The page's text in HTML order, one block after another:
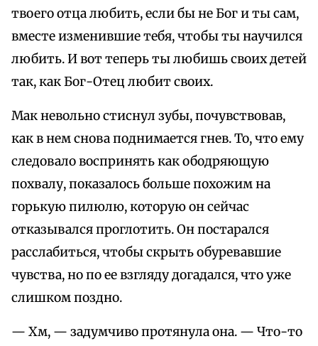
твоего отца любить, если бы не Бог и ты сам,
вместе изменившие тебя, чтобы ты научился
любить. И вот теперь ты любишь своих детей
так, как Бог-Отец любит своих.
Мак невольно стиснул зубы, почувствовав,
как в нем снова поднимается гнев. То, что ему
следовало воспринять как ободряющую
похвалу, показалось больше похожим на
горькую пилюлю, которую он сейчас
отказывался проглотить. Он постарался
расслабиться, чтобы скрыть обуревавшие
чувства, но по ее взгляду догадался, что уже
слишком поздно.
— Хм, — задумчиво протянула она. — Что-то